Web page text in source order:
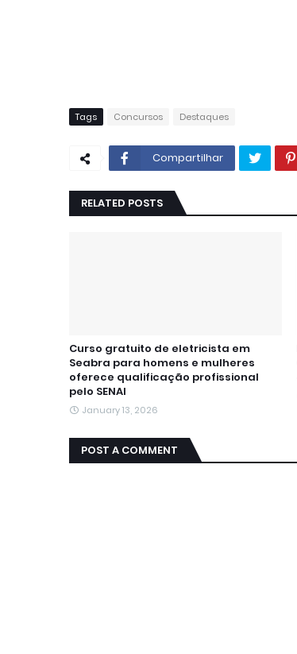
Tags Concursos Destaques
Compartilhar
RELATED POSTS
Curso gratuito de eletricista em
Seabra para homens e mulheres
oferece qualificação profissional
pelo SENAI
January 13, 2026
POST A COMMENT